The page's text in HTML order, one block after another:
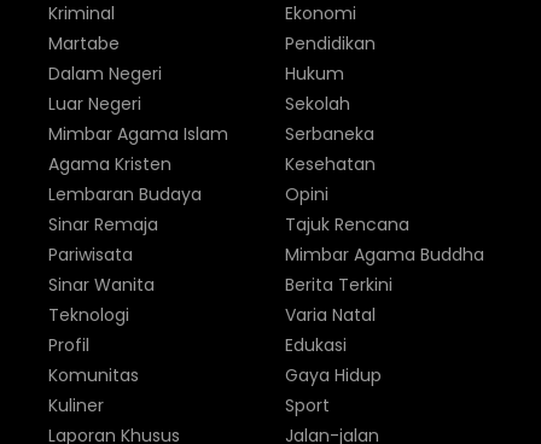
Kriminal
Martabe
Dalam Negeri
Luar Negeri
Ekonomi
Pendidikan
Hukum
Sekolah
Mimbar Agama Islam
Agama Kristen
Lembaran Budaya
Sinar Remaja
Pariwisata
Sinar Wanita
Serbaneka
Kesehatan
Opini
Tajuk Rencana
Mimbar Agama Buddha
Berita Terkini
Teknologi
Profil
Komunitas
Kuliner
Laporan Khusus
Varia Natal
Edukasi
Gaya Hidup
Sport
Jalan-jalan